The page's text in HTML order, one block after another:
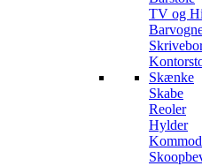
TV og
Skænke
Skabe
Reoler
Hylder